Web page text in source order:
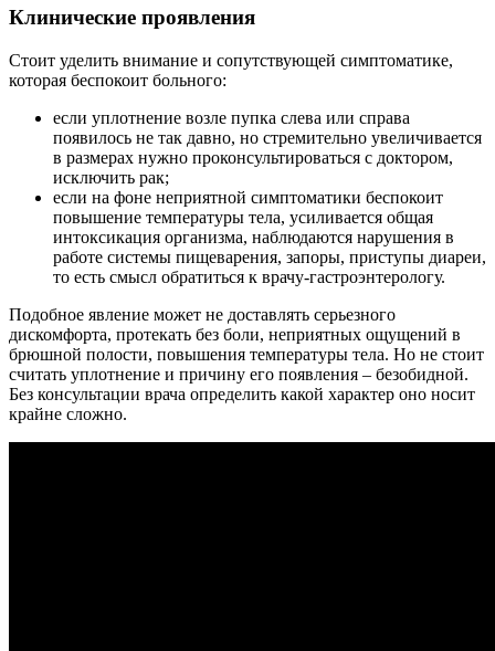
Клинические проявления
Стоит уделить внимание и сопутствующей симптоматике,
которая беспокоит больного:
если уплотнение возле пупка слева или справа
появилось не так давно, но стремительно увеличивается
в размерах нужно проконсультироваться с доктором,
исключить рак;
если на фоне неприятной симптоматики беспокоит
повышение температуры тела, усиливается общая
интоксикация организма, наблюдаются нарушения в
работе системы пищеварения, запоры, приступы диареи,
то есть смысл обратиться к врачу-гастроэнтерологу.
Подобное явление может не доставлять серьезного
дискомфорта, протекать без боли, неприятных ощущений в
брюшной полости, повышения температуры тела. Но не стоит
считать уплотнение и причину его появления – безобидной.
Без консультации врача определить какой характер оно носит
крайне сложно.